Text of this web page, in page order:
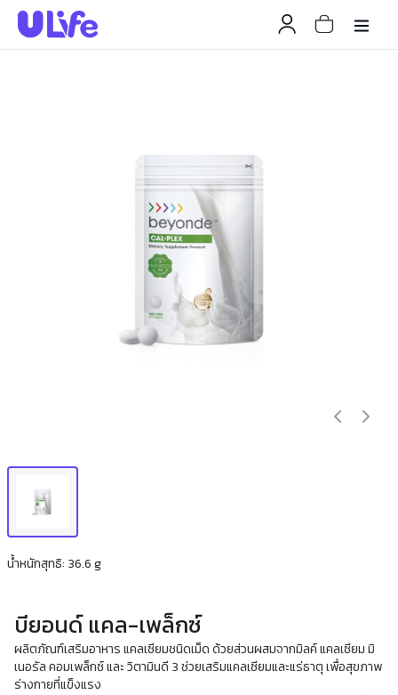
น้ำหนักสุทธิ: 36.6 g
บียอนด์ แคล-เพล็กซ์
ผลิตภัณฑ์เสริมอาหาร แคลเซียมชนิดเม็ด ด้วยส่วนผสมจากมิลค์ แคลเซียม มิ
เนอรัล คอมเพล็กซ์ และ วิตามินดี 3 ช่วยเสริมแคลเซียมและแร่ธาตุ เพื่อสุขภาพ
ร่างกายที่แข็งแรง